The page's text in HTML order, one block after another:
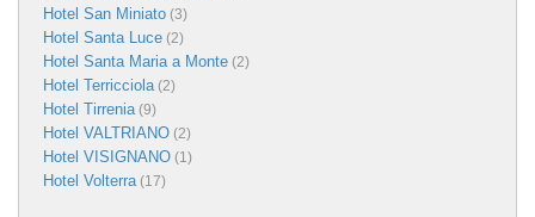
Hotel San Miniato (3)
Hotel Santa Luce (2)
Hotel Santa Maria a Monte (2)
Hotel Terricciola(2)
Hotel Tirrenia(9)
Hotel VALTRIANO (2)
Hotel VISIGNANO (1)
Hotel Volterra(17)